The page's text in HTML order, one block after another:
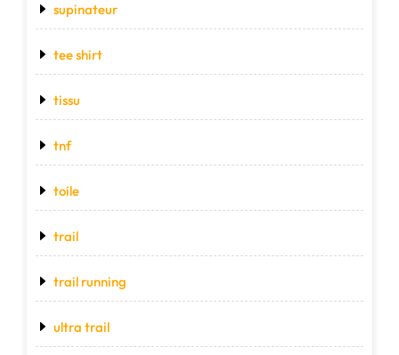
supinateur
tee shirt
tissu
tnf
toile
trail
trail running
ultra trail